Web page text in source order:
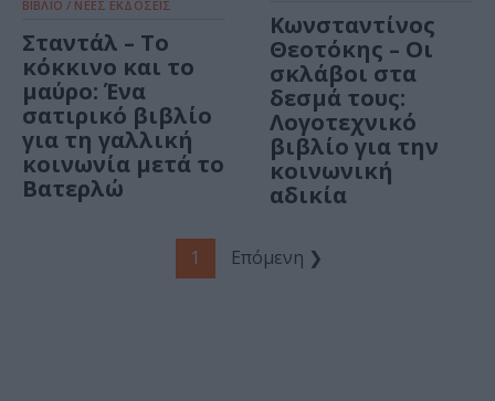
ΒΙΒΛΙΟ / ΝΕΕΣ ΕΚΔΟΣΕΙΣ
Σταντάλ – Το
κόκκινο και το
μαύρο: Ένα
σατιρικό βιβλίο
για τη γαλλική
κοινωνία μετά το
Βατερλώ
Κωνσταντίνος
Θεοτόκης – Οι
σκλάβοι στα
δεσμά τους:
Λογοτεχνικό
βιβλίο για την
κοινωνική
αδικία
1 Επόμενη ❯